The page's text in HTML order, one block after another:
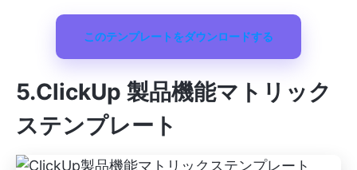
このテンプレートをダウンロードする
5.ClickUp 製品機能マトリック
ステンプレート